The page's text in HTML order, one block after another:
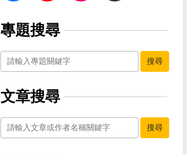
專題搜尋
關鍵字
搜尋
文章搜尋
關鍵字
搜尋